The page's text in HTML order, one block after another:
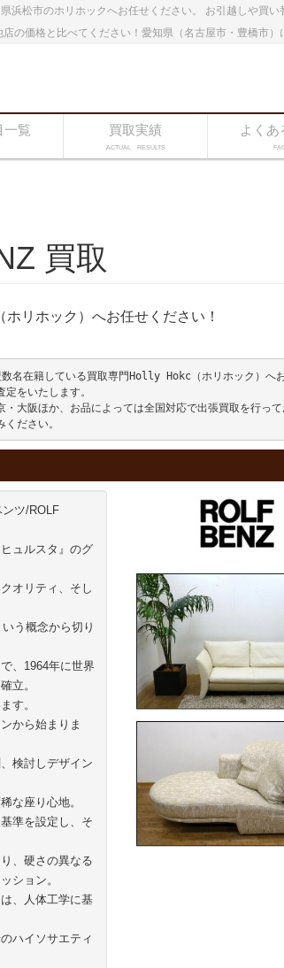
浜松市のホリホックへお任せください。 お引越しや買
の価格と比べてください！愛知県（名古屋市・豊橋市
一覧 買取実績
ACTUAL RESULTS
よくあ
買取
ホリホック）へお任せください！
名在籍している買取専門Holly Hokc（ホリホック）へ
をいたします。
大阪ほか、お品によっては全国対応で出張買取を行って
ださい。
ツ/ROLF
ュルスタ』のグ
オリティ、そし
う概念から切り
、1964年に世界
立。
す。
から始まりま
検討しデザイン
な座り心地。
準を設定し、そ
、硬さの異なる
ション。
、人体工学に基
ハイソサエティ